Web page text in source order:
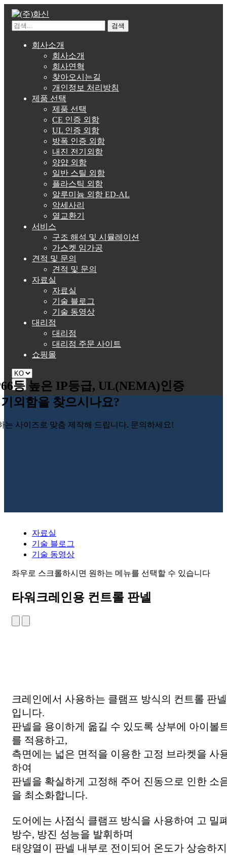
검색
회사소개
회사소개
회사연혁
찾아오시는길
개인정보 처리방침
제품 선택
제품 선택
CE 인증 외함
UL 인증 외함
방폭 인증 외함
내진 전기외함
양얍 외함
일반 스틸 외함
플라스틱 외함
알루미늄 외함 ED-AL
악세사리
열교환기
서비스
구조 해석 및 시뮬레이션
가스켓 임가공
견적 및 문의
견적 및 문의
자료실
자료실
기술 블로그
기술 동영상
대리점
대리점
대리점 주문 사이트
쇼핑몰
☰
등 높은 IP등급, UL(NEMA)인증
외함을 찾으시나요?
는 사이즈로 맞춤 제작해 드립니다. 문의하세요!
자료실
기술 블로그
기술 동영상
좌우로 스크롤하시면 원하는 메뉴를 선택할 수 있습니다
타워크레인용 컨트롤 판넬
크레인에서 사용하는 클램프 방식의 컨트롤 판넬
입니다.
판넬을 용이하게 옮길 수 있도록 상부에 아이볼
를 적용하고,
측면에는 넓은 면적을 이용한 고정 브라켓을 사
하여
판넬을 확실하게 고정해 주어 진동으로 인한 소
을 최소화합니다.
도어에는 사점식 클램프 방식을 사용하여 고 밀
방수, 방진 성능을 발휘하며
태양열이 판넬 내부로 전이되어 온도가 상승하지